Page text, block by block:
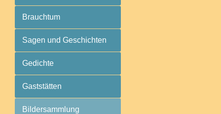
Brauchtum
Sagen und Geschichten
Gedichte
Gaststätten
Bildersammlung